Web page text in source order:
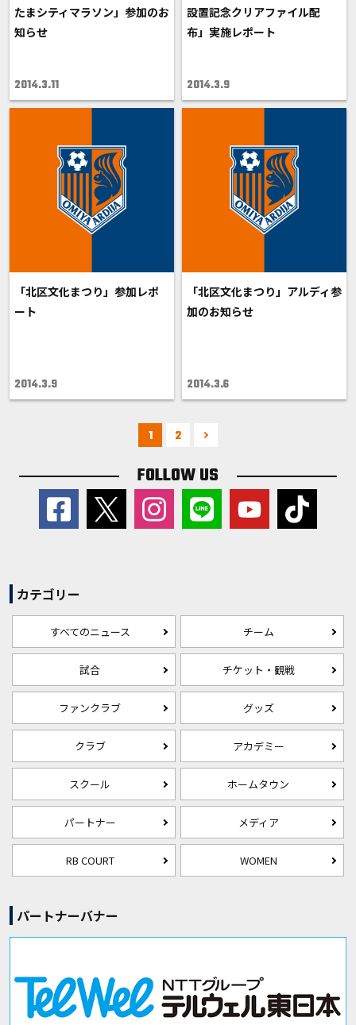
たまシティマラソン」参加のお
知らせ
2014.3.11
設置記念クリアファイル配
布」実施レポート
2014.3.9
「北区文化まつり」参加レポ
ート
2014.3.9
「北区文化まつり」アルディ参
加のお知らせ
2014.3.6
1 2
FOLLOW US
カテゴリー
すべてのニュース チーム
試合 チケット・観戦
ファンクラブ グッズ
クラブ アカデミー
スクール ホームタウン
パートナー メディア
RB COURT WOMEN
パートナーバナー